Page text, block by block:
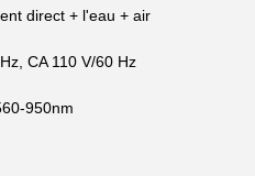
direct + l'eau + air
CA 110 V/60 Hz
950nm